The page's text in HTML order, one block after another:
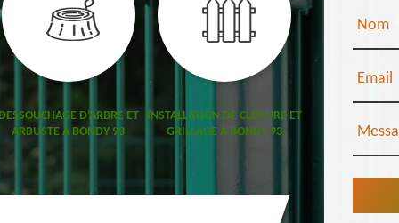
DESSOUCHAGE D’ARBRE ET
ARBUSTE À BONDY 93
INSTALLATION DE CLÔTURE ET
GRILLAGE À BONDY 93
Nom
Email